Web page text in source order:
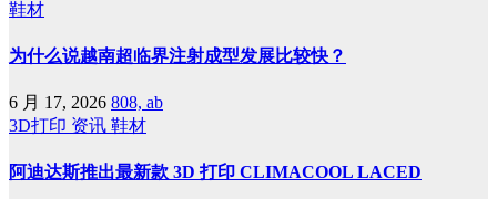
鞋材
为什么说越南超临界注射成型发展比较快？
6 月 17, 2026 808, ab
3D打印 资讯 鞋材
阿迪达斯推出最新款 3D 打印 CLIMACOOL LACED